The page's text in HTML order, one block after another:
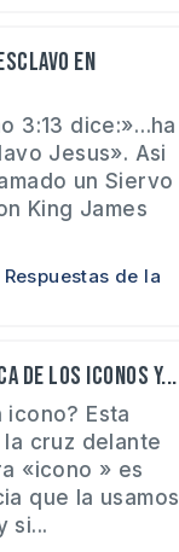
en
3:13 dice:»…ha
Jesus». Asi
un Siervo
King James
Respuestas de la
de los iconos y...
icono? Esta
cruz delante
«icono » es
que la usamos
si...